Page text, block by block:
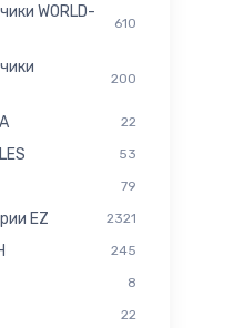
WORLD-
610
200
22
53
79
EZ 2321
245
8
22